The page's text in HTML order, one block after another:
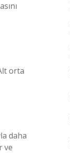
orta
daha
ve